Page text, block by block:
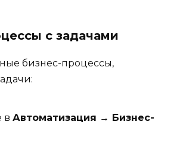
с задачами
бизнес-процессы,
в Автоматизация → Бизнес-